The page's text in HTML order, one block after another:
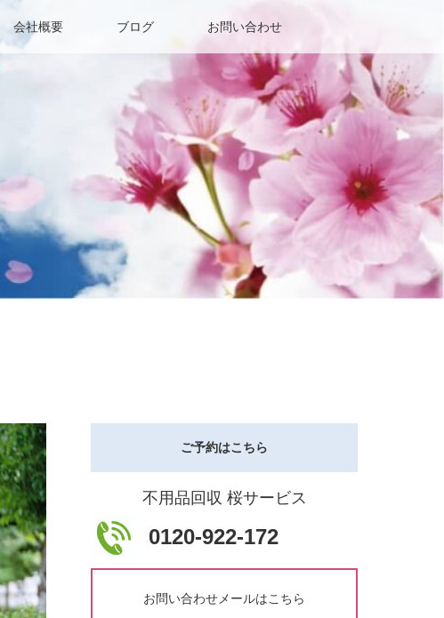
会社概要 ブログ お問い合わせ
ご予約はこちら
不用品回収 桜サービス
0120-922-172
お問い合わせメールはこちら